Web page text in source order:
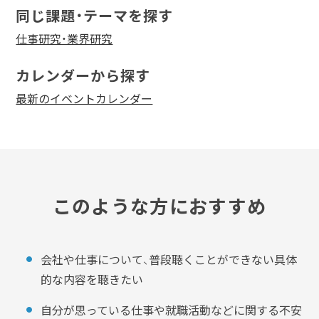
同じ課題・テーマを探す
仕事研究・業界研究
カレンダーから探す
最新のイベントカレンダー
このような方におすすめ
会社や仕事について、普段聴くことができない具体
的な内容を聴きたい
自分が思っている仕事や就職活動などに関する不安